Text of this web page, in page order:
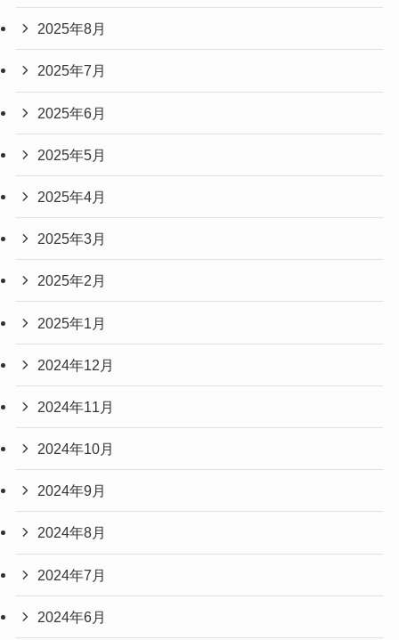
2025年8月
2025年7月
2025年6月
2025年5月
2025年4月
2025年3月
2025年2月
2025年1月
2024年12月
2024年11月
2024年10月
2024年9月
2024年8月
2024年7月
2024年6月